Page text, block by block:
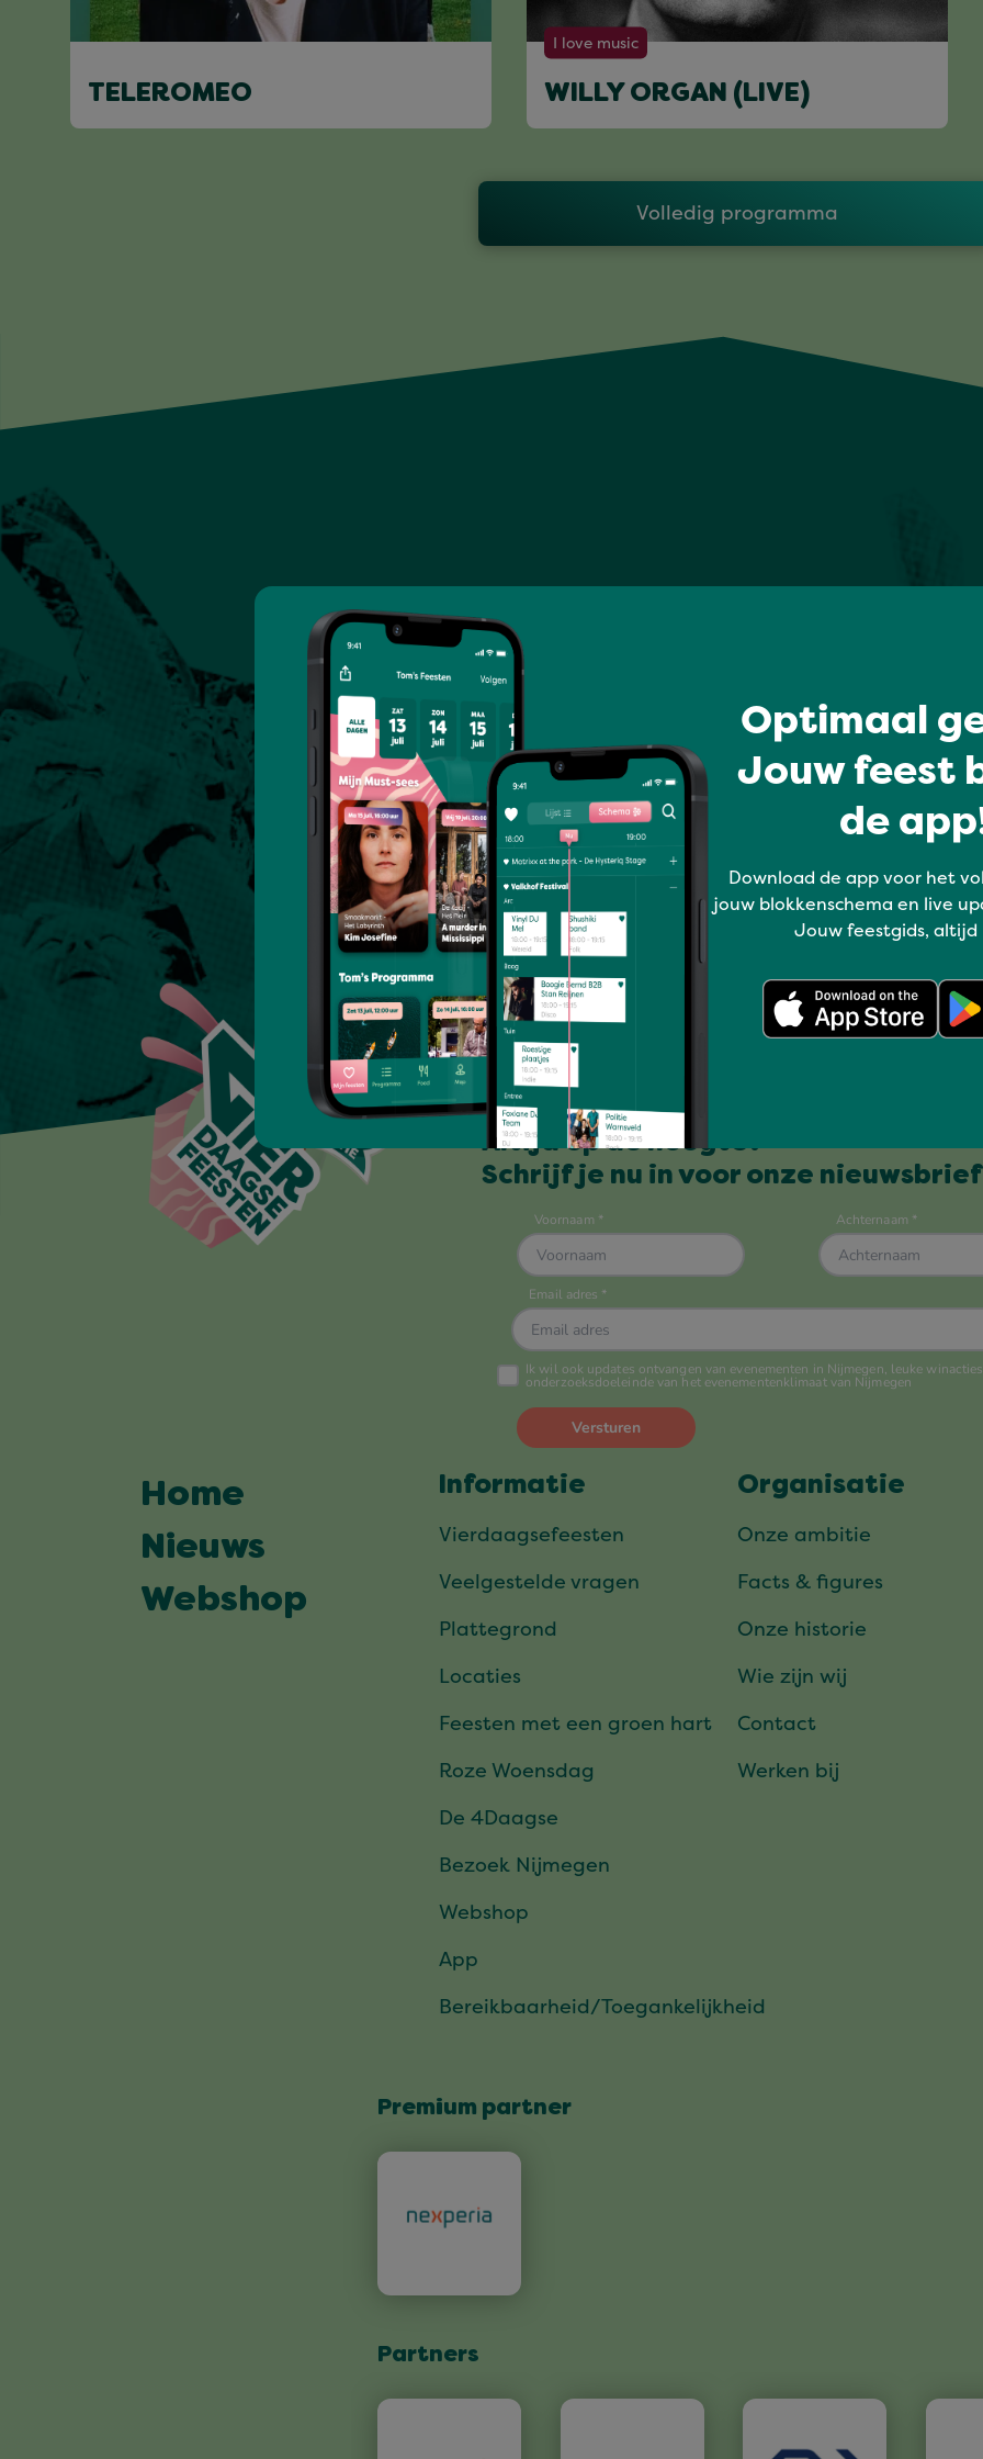
TELEROMEO
I love music
WILLY ORGAN (LIVE)
Volledig programma
Optimaal
Jouw feest
de
Download de app voor het
jouw blokkenschema en live
Jouw feestgids, altijd
Altijd op de hoogte?
Schrijf je nu in voor onze
Home
Nieuws
Webshop
Informatie
Vierdaagsefeesten
Veelgestelde vragen
Plattegrond
Locaties
Feesten met een groen hart
Roze Woensdag
De 4Daagse
Bezoek Nijmegen
Webshop
App
Bereikbaarheid/Toegankelijkheid
Organisatie
Onze ambitie
Facts & figures
Onze historie
Wie zijn wij
Contact
Werken bij
Premium partner
Partners